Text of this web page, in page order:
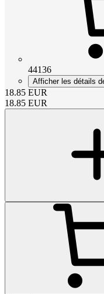
44136
Afficher les détails
18.85 EUR
18.85 EUR